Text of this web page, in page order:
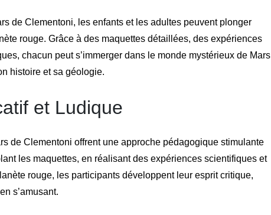
de Clementoni, les enfants et les adultes peuvent plonger
rouge. Grâce à des maquettes détaillées, des expériences
chacun peut s’immerger dans le monde mystérieux de Mars
histoire et sa géologie.
et Ludique
de Clementoni offrent une approche pédagogique stimulante
les maquettes, en réalisant des expériences scientifiques et
rouge, les participants développent leur esprit critique,
s’amusant.